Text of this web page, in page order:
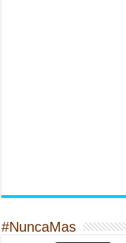
#NuncaMas